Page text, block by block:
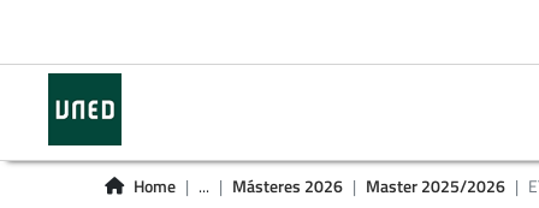
Home ... Másteres 2026 Master 2025/2026